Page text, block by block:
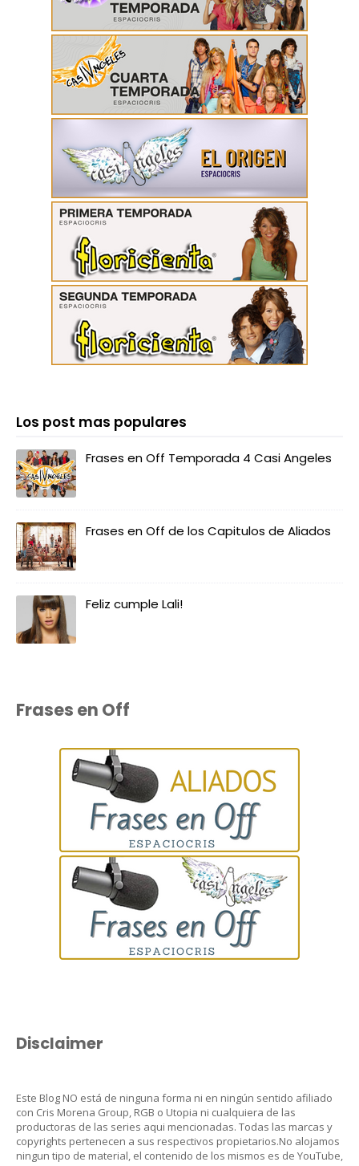
Los post mas populares
Frases en Off Temporada 4 Casi Angeles
Frases en Off de los Capitulos de Aliados
Feliz cumple Lali!
Frases en Off
Disclaimer
Este Blog NO está de ninguna forma ni en ningún sentido afiliado
con Cris Morena Group, RGB o Utopia ni cualquiera de las
productoras de las series aqui mencionadas. Todas las marcas y
copyrights pertenecen a sus respectivos propietarios.No alojamos
ningun tipo de material, el contenido de los mismos es de YouTube,